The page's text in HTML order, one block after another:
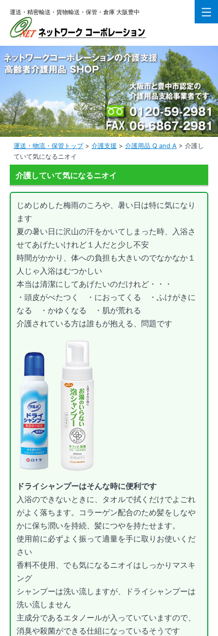
ン
ツ
へ
キ
ッ
プ
運送・精密輸送・貨物輸送・保管・倉庫 大阪豊中
運送・物流・保管トップ>介護支援 >介護用品 Q and A >介護し
ていて気になるニオイ
介護していて気になるニオイ
じめじめした梅雨のころや、暑い日は特に気になり
ます
夏の暑い日に沢山の汗をかいてしまった時、入浴さ
せてあげたいけれど１人だと少し不安
時間がかかり、体への負担も大きいのでなかなか１
人じゃ入浴はむつかしい
本当は清潔にしてあげたいのだけれど・・・
・頭皮がべたつく ・におってくる ・ふけがきに
なる ・かゆくなる ・肌が荒れる
介護されている方は誰もが抱える、問題です
ドライシャンプーはそんな時に便利です
入浴のできないときに、タオルで拭くだけでよごれ
がよく落ちます。コラーゲン配合のため髪をしなや
かに保ち潤いを持続、髪につやを持たせます。
使用前に必ずよく振って適量を手に取りお使いくだ
さい
香料不使用、でも気になるニオイはしっかりマスキ
ング
シャンプーは洗い流しますが、ドライシャンプーは
洗い流しません
主成分であるエタノールが入っていていますので、
消臭や殺菌ができる仕組になっているそうです